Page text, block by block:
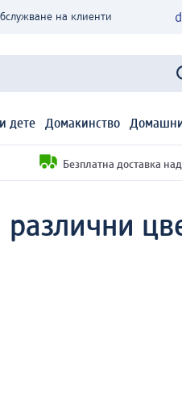
на клиенти
дете Домакинство
Безплатна доставка
различни